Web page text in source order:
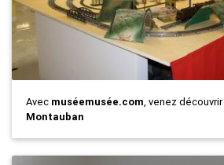
Avec muséemusée.com, venez découvrir
Montauban